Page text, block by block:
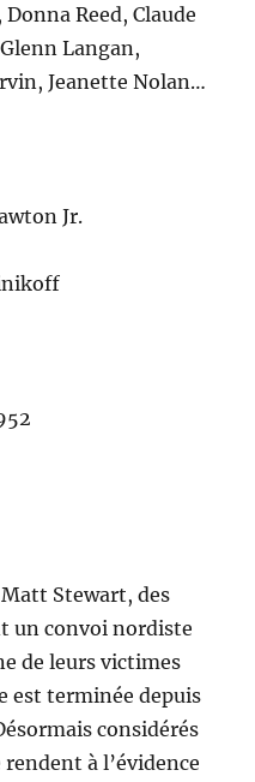
Reed, Claude
Langan,
Jeanette Nolan…
Jr.
Stewart, des
un convoi nordiste
de leurs victimes
est terminée depuis
considérés
à l’évidence